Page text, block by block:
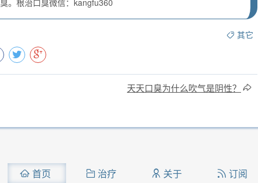
。根治口臭微信：kangfu360
其它
天天口臭为什么吹气是阴性？
首页 治疗 关于 订阅